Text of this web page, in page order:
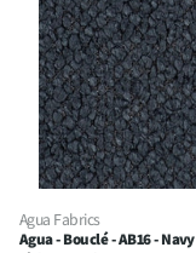
Agua Fabrics
Agua - Bouclé - AB16 - Navy